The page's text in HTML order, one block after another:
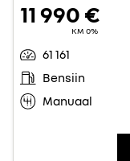
11 990 €
KM 0%
61 161
Bensiin
Manuaal